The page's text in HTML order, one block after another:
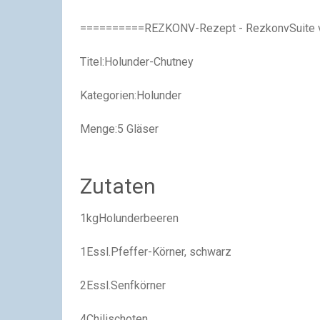
==========REZKONV-Rezept - RezkonvSuite
Titel:Holunder-Chutney
Kategorien:Holunder
Menge:5 Gläser
Zutaten
1kgHolunderbeeren
1Essl.Pfeffer-Körner, schwarz
2Essl.Senfkörner